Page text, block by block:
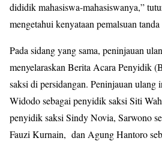
dididik mahasiswa-mahasiswanya,”
mengetahui kenyataan pemalsuan
Pada sidang yang sama, peninjauan
menyelaraskan Berita Acara Penyidik
saksi di persidangan. Peninjauan
Widodo sebagai penyidik saksi Siti
penyidik saksi Sindy Novia, Sarwono
Fauzi Kurnain, dan Agung Hantoro